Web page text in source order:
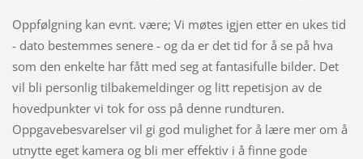
Oppfølgning kan evnt. være; Vi møtes igjen etter en ukes tid
- dato bestemmes senere - og da er det tid for å se på hva
som den enkelte har fått med seg at fantasifulle bilder. Det
vil bli personlig tilbakemeldinger og litt repetisjon av de
hovedpunkter vi tok for oss på denne rundturen.
Oppgavebesvarelser vil gi god mulighet for å lære mer om å
utnytte eget kamera og bli mer effektiv i å finne gode